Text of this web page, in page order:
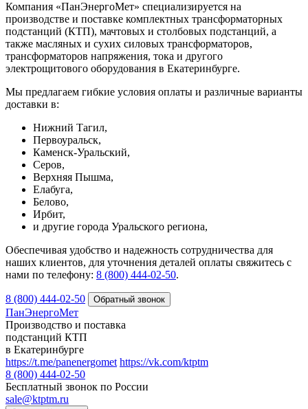
Компания «ПанЭнергоМет» специализируется на
производстве и поставке комплектных трансформаторных
подстанций (КТП), мачтовых и столбовых подстанций, а
также масляных и сухих силовых трансформаторов,
трансформаторов напряжения, тока и другого
электрощитового оборудования в Екатеринбурге.
Мы предлагаем гибкие условия оплаты и различные варианты
доставки в:
Нижний Тагил,
Первоуральск,
Каменск-Уральский,
Серов,
Верхняя Пышма,
Елабуга,
Белово,
Ирбит,
и другие города Уральского региона,
Обеспечивая удобство и надежность сотрудничества для
наших клиентов, для уточнения деталей оплаты свяжитесь с
нами по телефону: 8 (800) 444-02-50.
8 (800) 444-02-50
ПанЭнергоМет
Производство и поставка
подстанций КТП
в Екатеринбурге
https://t.me/panenergomet https://vk.com/ktptm
8 (800) 444-02-50
Бесплатный звонок по России
sale@ktptm.ru